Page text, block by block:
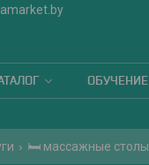
ОБУЧЕНИЕ
🛏 массажные столы